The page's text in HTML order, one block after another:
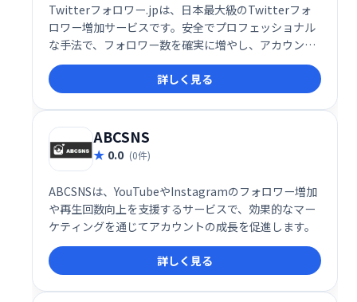
Twitterフォロワー.jpは、日本最大級のTwitterフォ
ロワー増加サービスです。安全でプロフェッショナル
な手法で、フォロワー数を確実に増やし、アカウント
の認知度向上をサポートします。安心してご利用いた
だけるサービスなので、Twitter運用でお困りの方は
ぜひ一度お試しください。
詳しく見る
ABCSNS
0.0 (0件)
ABCSNSは、YouTubeやInstagramのフォロワー増加
や再生回数向上を支援するサービスで、効果的なマー
ケティングを通じてアカウントの成長を促進します。
詳しく見る